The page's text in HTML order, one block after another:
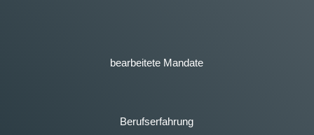
bearbeitete Mandate
Berufserfahrung